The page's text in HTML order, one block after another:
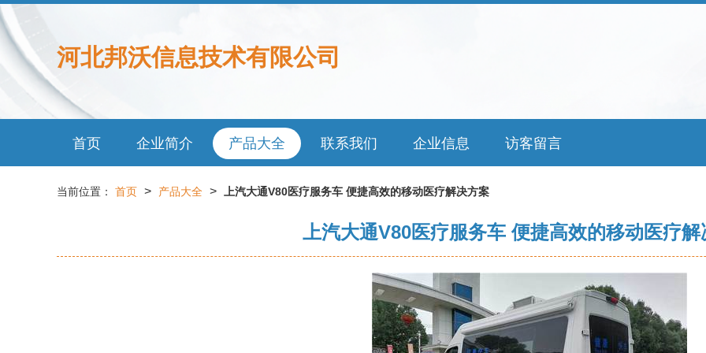
河北邦沃信息技术有限公司
首页 企业简介 产品大全 联系我们 企业信息 访客留言
当前位置： 首页 > 产品大全 > 上汽大通V80医疗服务车 便捷高效的移动医疗解决方案
上汽大通V80医疗服务车 便捷高效的移动医疗解